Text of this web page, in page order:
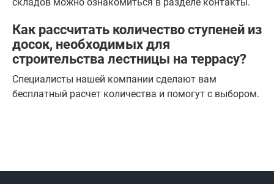
Как рассчитать количество ступеней из
досок, необходимых для
строительства лестницы на террасу?
Специалисты нашей компании сделают вам
бесплатный расчет количества и помогут с выбором.